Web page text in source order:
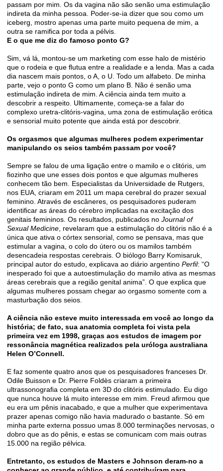
passam por mim. Os da vagina não são senão uma estimulação
indireta da minha pessoa. Poder-se-ia dizer que sou como um
iceberg, mostro apenas uma parte muito pequena de mim, a
outra se ramiﬁca por toda a pélvis.
E o que me diz do famoso ponto G?
Sim, vá lá, montou-se um marketing com esse halo de mistério
que o rodeia e que ﬂutua entre a realidade e a lenda. Mas a cada
dia nascem mais pontos, o A, o U. Todo um alfabeto. De minha
parte, vejo o ponto G como um plano B. Não é senão uma
estimulação indireta de mim. A ciência ainda tem muito a
descobrir a respeito. Ultimamente, começa-se a falar do
complexo uretra-clitóris-vagina, uma zona de estimulação erótica
e sensorial muito potente que ainda está por descobrir.
Os orgasmos que algumas mulheres podem experimentar
manipulando os seios também passam por você?
Sempre se falou de uma ligação entre o mamilo e o clitóris, um
ﬁozinho que une esses dois pontos e que algumas mulheres
conhecem tão bem. Especialistas da Universidade de Rutgers,
nos EUA, criaram em 2011 um mapa cerebral do prazer sexual
feminino. Através de escâneres, os pesquisadores puderam
identiﬁcar as áreas do cérebro implicadas na excitação dos
genitais femininos. Os resultados, publicados noJournal of
Sexual Medicine , revelaram que a estimulação do clitóris não é a
única que ativa o córtex sensorial, como se pensava, mas que
estimular a vagina, o colo do útero ou os mamilos também
desencadeia respostas cerebrais. O biólogo Barry Komisaruk,
principal autor do estudo, explicava ao diário argentinoPerﬁl: “O
inesperado foi que a autoestimulação do mamilo ativa as mesmas
áreas cerebrais que a região genital anima”. O que explica que
algumas mulheres possam chegar ao orgasmo somente com a
masturbação dos seios.
A ciência não esteve muito interessada em você ao longo da
história; de fato, sua anatomia completa foi vista pela
primeira vez em 1998, graças aos estudos de imagem por
ressonância magnética realizados pela uróloga australiana
Helen O’Connell.
E faz somente quatro anos que os pesquisadores franceses Dr.
Odile Buisson e Dr. Pierre Foldès criaram a primeira
ultrassonograﬁa completa em 3D do clitóris estimulado. Eu digo
que nunca houve lá muito interesse em mim. Freud aﬁrmou que
eu era um pênis inacabado, e que a mulher que experimentava
prazer apenas comigo não havia madurado o bastante. Só em
minha parte externa possuo umas 8.000 terminações nervosas, o
dobro que as do pênis, e estas se comunicam com mais outras
15.000 na região pélvica.
Entretanto, os estudos de Masters e Johnson deram-no a